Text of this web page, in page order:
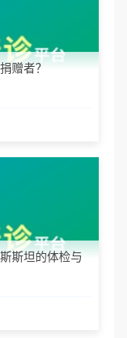
赠者？
斯坦的体检与